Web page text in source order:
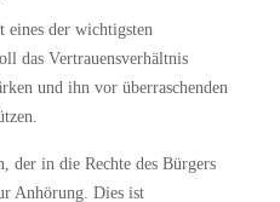
eines der wichtigsten
das Vertrauensverhältnis
und ihn vor überraschenden
der in die Rechte des Bürgers
Anhörung. Dies ist